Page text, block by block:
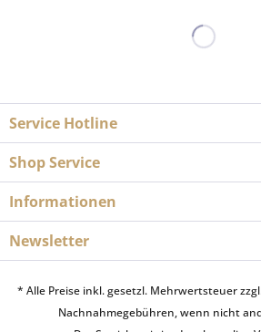
Service Hotline
Shop Service
Informationen
Newsletter
* Alle Preise inkl. gesetzl. Mehrwertsteuer
Nachnahmegebühren, wenn nicht